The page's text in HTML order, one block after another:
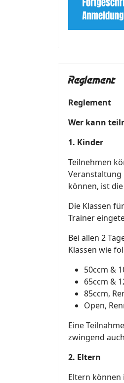
Reglement
Reglement
Wer kann
1. Kinder
Teilnehmen
Veranstaltung
können, ist
Die Klassen
Trainer
Bei allen 2
Klassen wie
50ccm &
65ccm &
85ccm,
Open,
Eine
zwingend
2. Eltern
Eltern können